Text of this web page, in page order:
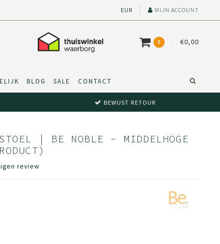
EUR MIJN ACCOUNT
0 €0,00
BLOG SALE CONTACT
BEWUST RETOUR
| BE NOBLE - MIDDELHOGE
review